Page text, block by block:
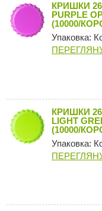
КРИШКИ
PURPLE
(10000/
Упаковка:
КРИШКИ
LIGHT
(10000/
Упаковка: